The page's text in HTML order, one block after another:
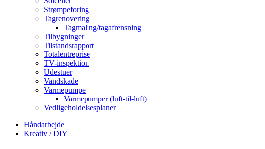
Strømpeforing
Tagrenovering
Tagmaling/tagafrensning
Tilbygninger
Tilstandsrapport
Totalentreprise
TV-inspektion
Udestuer
Vandskade
Varmepumpe
Varmepumper (luft-til-luft)
Vedligeholdelsesplaner
Håndarbejde
Kreativ / DIY